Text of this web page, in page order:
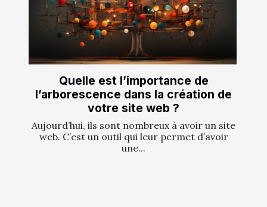
Quelle est l’importance de
l’arborescence dans la création de
votre site web ?
Aujourd’hui, ils sont nombreux à avoir un site
web. C’est un outil qui leur permet d’avoir
une...